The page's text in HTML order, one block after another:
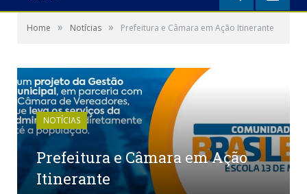
Home » Notícias » Prefeitura e Câmara em Ação Itinerante
NOTÍCIAS
Prefeitura e Câmara em Ação
Itinerante